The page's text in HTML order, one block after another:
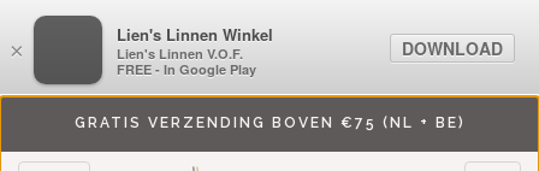
GRATIS VERZENDING BOVEN €75 (NL + BE)
×
LiensLinnenwinkel.nl
Lien's Linnen V.O.F.
FREE - In Google Play
DOWNLOAD
×
Lien's Linnen Winkel
Lien's Linnen V.O.F.
FREE - In Google Play
DOWNLOAD